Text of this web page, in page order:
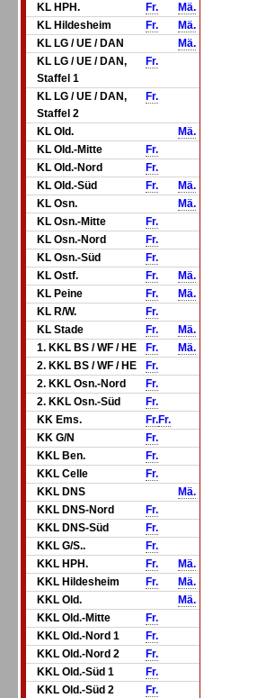
KL HPH.
Fr.
Mä.
KL Hildesheim
Fr.
Mä.
KL LG / UE / DAN
Mä.
KL LG / UE / DAN,
Staffel 1
Fr.
KL LG / UE / DAN,
Staffel 2
Fr.
KL Old.
Mä.
KL Old.-Mitte
Fr.
KL Old.-Nord
Fr.
KL Old.-Süd
Fr.
Mä.
KL Osn.
Mä.
KL Osn.-Mitte
Fr.
KL Osn.-Nord
Fr.
KL Osn.-Süd
Fr.
KL Ostf.
Fr.
Mä.
KL Peine
Fr.
Mä.
KL R/W.
Fr.
KL Stade
Fr.
Mä.
1. KKL BS / WF / HE
Fr.
Mä.
2. KKL BS / WF / HE
Fr.
2. KKL Osn.-Nord
Fr.
2. KKL Osn.-Süd
Fr.
KK Ems.
Fr.Fr.
KK G/N
Fr.
KKL Ben.
Fr.
KKL Celle
Fr.
KKL DNS
Mä.
KKL DNS-Nord
Fr.
KKL DNS-Süd
Fr.
KKL G/S..
Fr.
KKL HPH.
Fr.
Mä.
KKL Hildesheim
Fr.
Mä.
KKL Old.
Mä.
KKL Old.-Mitte
Fr.
KKL Old.-Nord 1
Fr.
KKL Old.-Nord 2
Fr.
KKL Old.-Süd 1
Fr.
KKL Old.-Süd 2
Fr.